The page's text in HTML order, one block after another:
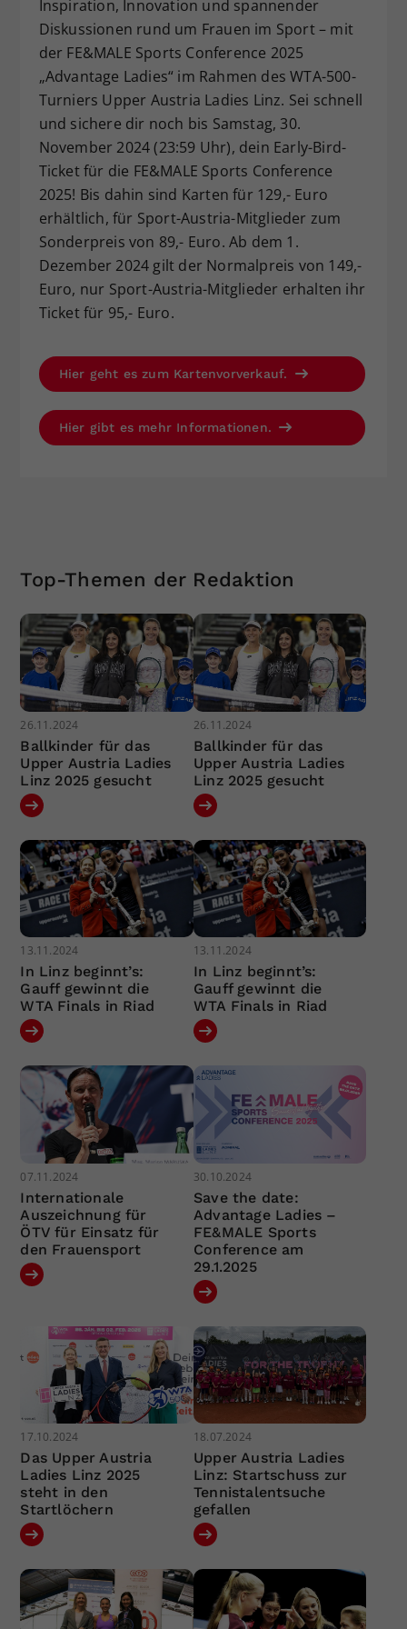
Inspiration, Innovation und spannender
Diskussionen rund um Frauen im Sport – mit
der FE&MALE Sports Conference 2025
„Advantage Ladies“ im Rahmen des WTA-500-
Turniers Upper Austria Ladies Linz. Sei schnell
und sichere dir noch bis Samstag, 30.
November 2024 (23:59 Uhr), dein Early-Bird-
Ticket für die FE&MALE Sports Conference
2025! Bis dahin sind Karten für 129,- Euro
erhältlich, für Sport-Austria-Mitglieder zum
Sonderpreis von 89,- Euro. Ab dem 1.
Dezember 2024 gilt der Normalpreis von 149,-
Euro, nur Sport-Austria-Mitglieder erhalten ihr
Ticket für 95,- Euro.
Hier geht es zum Kartenvorverkauf.
Hier gibt es mehr Informationen.
Top-Themen der Redaktion
26.11.2024
Ballkinder für das
Upper Austria Ladies
Linz 2025 gesucht
26.11.2024
Ballkinder für das
Upper Austria Ladies
Linz 2025 gesucht
13.11.2024
In Linz beginnt’s:
Gauff gewinnt die
WTA Finals in Riad
13.11.2024
In Linz beginnt’s:
Gauff gewinnt die
WTA Finals in Riad
07.11.2024
Internationale
Auszeichnung für
ÖTV für Einsatz für
den Frauensport
30.10.2024
Save the date:
Advantage Ladies –
FE&MALE Sports
Conference am
29.1.2025
17.10.2024
Das Upper Austria
Ladies Linz 2025
steht in den
Startlöchern
18.07.2024
Upper Austria Ladies
Linz: Startschuss zur
Tennistalentsuche
gefallen
Zweck
Dieser Wert speichert Ihre Consent-
Einstellungen. Unter anderem eine
zufällig generierte ID, für die
historische Speicherung Ihrer
vorgenommen Einstellungen, falls der
Webseiten-Betreiber dies eingestellt
hat.